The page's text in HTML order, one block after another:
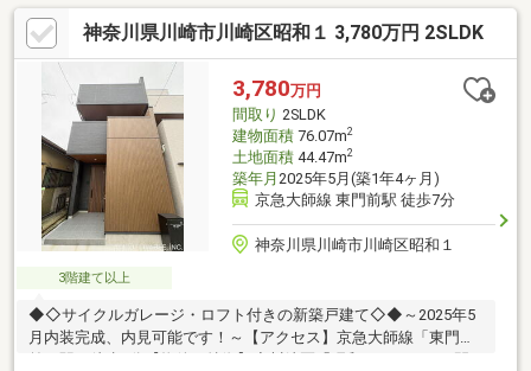
イクルガレージ＋ロフト・サイクルガレージ、ロフト付き・宅配
ボックス付き・玄関に鏡付きの大きい収納・浴室サイズ：1616・
TVモニター付インターホン
神奈川県川崎市川崎区昭和１ 3,780万円 2SLDK
3,780万円
間取り 2SLDK
建物面積76.07m2
土地面積44.47m2
築年月 2025年5月(築1年4ヶ月)
京急大師線 東門前駅 徒歩7分
神奈川県川崎市川崎区昭和１
3階建て以上
◆◇サイクルガレージ・ロフト付きの新築戸建て◇◆～2025年5
月内装完成、内見可能です！～【アクセス】京急大師線「東門
前」駅 徒歩7分【物件の特徴】◆川崎区「昭和」アドレスの閑